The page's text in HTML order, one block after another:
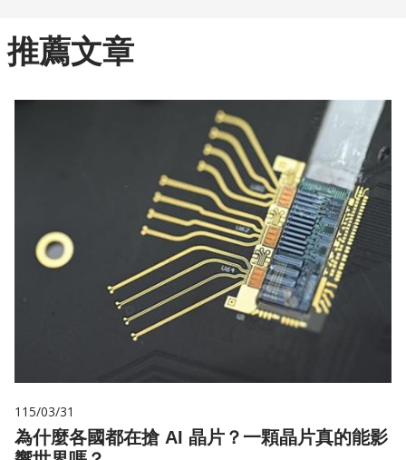
推薦文章
115/03/31
為什麼各國都在搶 AI 晶片？一顆晶片真的能影